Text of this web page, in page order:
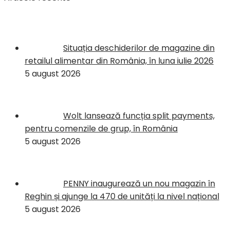
Situația deschiderilor de magazine din
retailul alimentar din România, în luna iulie 2026
5 august 2026
Wolt lansează funcția split payments,
pentru comenzile de grup, în România
5 august 2026
PENNY inaugurează un nou magazin în
Reghin și ajunge la 470 de unități la nivel național
5 august 2026